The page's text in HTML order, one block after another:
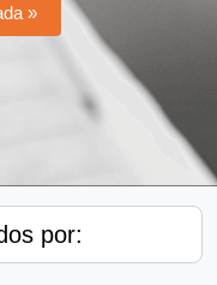
»
por: